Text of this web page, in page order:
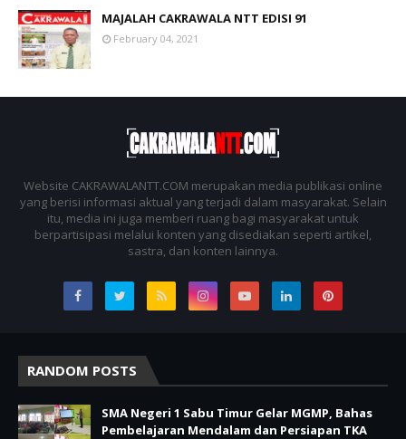
MAJALAH CAKRAWALA NTT EDISI 91
February 04, 2021
Website CAKRAWALANTT.COM merupakan media publikasi online
yang berisi informasi aktual yang terjadi dalam masyarakat. Selain
itu, media ini juga memberi ruang bagi masyarakat untuk
berpartisipasi melalui konten yang disediakan seperti artikel,
sastra, dan konten lainnya.
RANDOM POSTS
SMA Negeri 1 Sabu Timur Gelar MGMP, Bahas
Pembelajaran Mendalam dan Persiapan TKA